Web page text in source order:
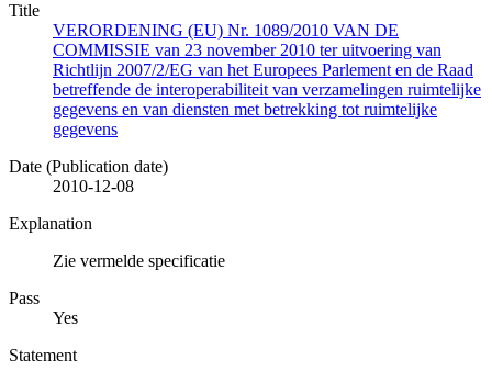
Title
VERORDENING (EU) Nr. 1089/2010 VAN DE
COMMISSIE van 23 november 2010 ter uitvoering van
Richtlijn 2007/2/EG van het Europees Parlement en de Raad
betreffende de interoperabiliteit van verzamelingen ruimtelijke
gegevens en van diensten met betrekking tot ruimtelijke
gegevens
Date (Publication date)
2010-12-08
Explanation
Zie vermelde specificatie
Pass
Yes
Statement